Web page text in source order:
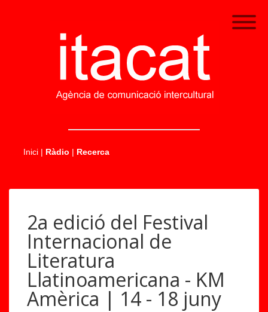
Inici | Ràdio | Recerca
2a edició del Festival
Internacional de
Literatura
Llatinoamericana - KM
Amèrica | 14 - 18 juny